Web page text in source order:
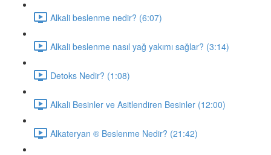
Alkali beslenme nedir? (6:07)
Alkali beslenme nasıl yağ yakımı sağlar? (3:14)
Detoks Nedir? (1:08)
Alkali Besinler ve Asitlendiren Besinler (12:00)
Alkateryan ® Beslenme Nedir? (21:42)